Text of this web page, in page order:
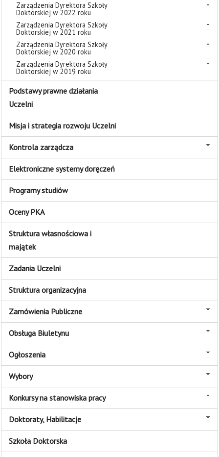
Zarządzenia Dyrektora Szkoły
Doktorskiej w 2022 roku
Zarządzenia Dyrektora Szkoły
Doktorskiej w 2021 roku
Zarządzenia Dyrektora Szkoły
Doktorskiej w 2020 roku
Zarządzenia Dyrektora Szkoły
Doktorskiej w 2019 roku
Podstawy prawne działania
Uczelni
Misja i strategia rozwoju Uczelni
Kontrola zarządcza
Elektroniczne systemy doręczeń
Programy studiów
Oceny PKA
Struktura własnościowa i
majątek
Zadania Uczelni
Struktura organizacyjna
Zamówienia Publiczne
Obsługa Biuletynu
Ogłoszenia
Wybory
Konkursy na stanowiska pracy
Doktoraty, Habilitacje
Szkoła Doktorska